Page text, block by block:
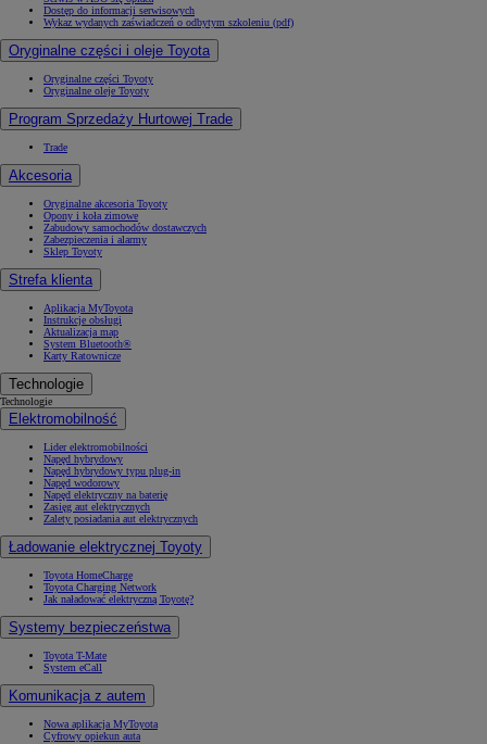
Dostęp do informacji serwisowych
Wykaz wydanych zaświadczeń o odbytym szkoleniu (pdf)
Oryginalne części i oleje Toyota
Oryginalne części Toyoty
Oryginalne oleje Toyoty
Program Sprzedaży Hurtowej Trade
Trade
Akcesoria
Oryginalne akcesoria Toyoty
Opony i koła zimowe
Zabudowy samochodów dostawczych
Zabezpieczenia i alarmy
Sklep Toyoty
Strefa klienta
Aplikacja MyToyota
Instrukcje obsługi
Aktualizacja map
System Bluetooth®
Karty Ratownicze
Technologie
Technologie
Elektromobilność
Lider elektromobilności
Napęd hybrydowy
Napęd hybrydowy typu plug-in
Napęd wodorowy
Napęd elektryczny na baterię
Zasięg aut elektrycznych
Zalety posiadania aut elektrycznych
Ładowanie elektrycznej Toyoty
Toyota HomeCharge
Toyota Charging Network
Jak naładować elektryczną Toyotę?
Systemy bezpieczeństwa
Toyota T-Mate
System eCall
Komunikacja z autem
Nowa aplikacja MyToyota
Cyfrowy opiekun auta